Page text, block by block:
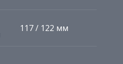
117 / 122 мм